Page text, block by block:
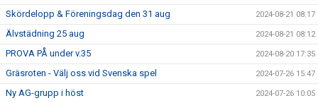
Skördelopp & Föreningsdag den 31 aug 2024-08-21 08:17
Älvstädning 25 aug 2024-08-21 08:12
PROVA PÅ under v.35 2024-08-20 17:35
Gräsroten - Välj oss vid Svenska spel 2024-07-26 15:47
Ny AG-grupp i höst 2024-07-26 10:05